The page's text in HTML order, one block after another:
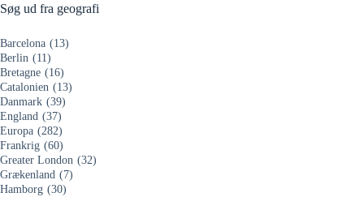
Søg ud fra geografi
Barcelona (13)
Berlin (11)
Bretagne (16)
Catalonien (13)
Danmark (39)
England (37)
Europa (282)
Frankrig (60)
Greater London (32)
Grækenland (7)
Hamborg (30)